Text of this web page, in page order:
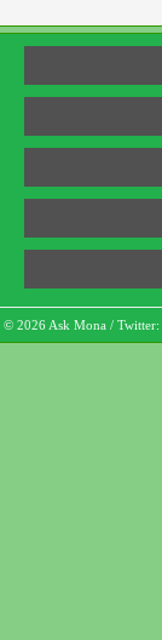
© 2026 Ask Mona / Twitter: